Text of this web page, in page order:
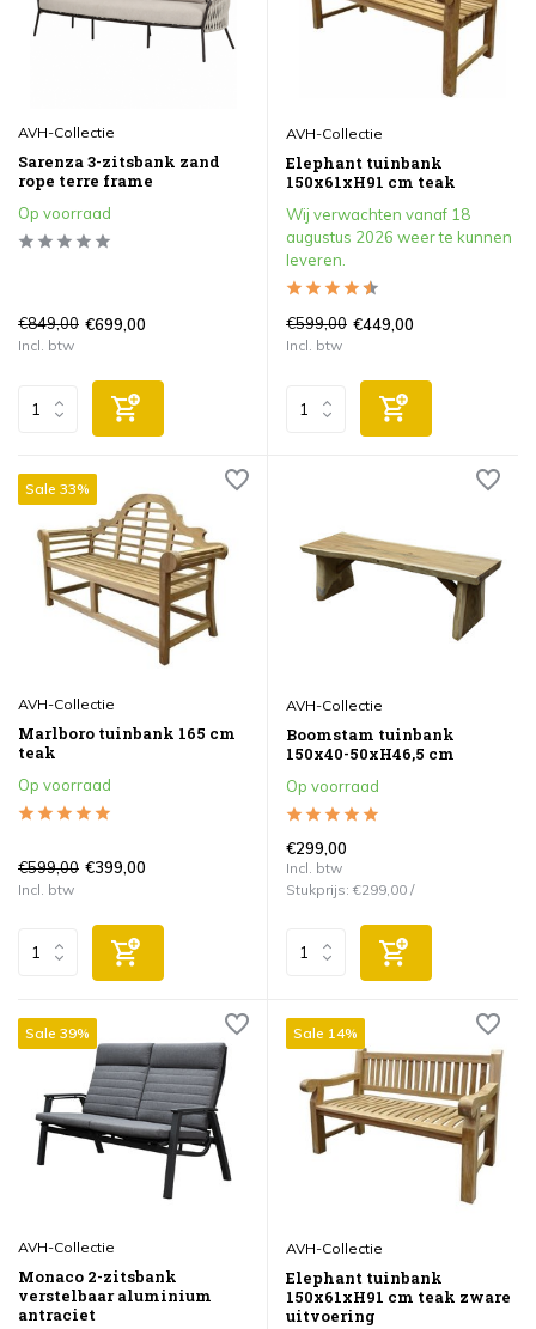
AVH-Collectie
Sarenza 3-zitsbank zand
rope terre frame
Op voorraad
€849,00 €699,00
Incl. btw
AVH-Collectie
Elephant tuinbank
150x61xH91 cm teak
Wij verwachten vanaf 18
augustus 2026 weer te kunnen
leveren.
€599,00 €449,00
Incl. btw
Sale 33%
AVH-Collectie
Marlboro tuinbank 165 cm
teak
Op voorraad
€599,00 €399,00
Incl. btw
AVH-Collectie
Boomstam tuinbank
150x40-50xH46,5 cm
Op voorraad
€299,00
Incl. btw
Stukprijs: €299,00 /
Sale 39%
AVH-Collectie
Monaco 2-zitsbank
verstelbaar aluminium
antraciet
Sale 14%
AVH-Collectie
Elephant tuinbank
150x61xH91 cm teak zware
uitvoering